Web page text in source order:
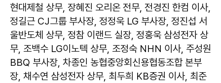
현대제철 상무, 장혜진 오리온 전무, 전경진 한컴 이사,
정길근 CJ그룹 부사장, 정정욱 LG 부사장, 정진섭 서
울반도체 상무, 정참 이랜드 실장, 정홍욱 삼성전자 상
무, 조백수 LG이노텍 상무, 조정숙 NHN 이사, 주성원
BBQ 부사장, 차종인 농협중앙회신용협동조합 본부
장, 채수연 삼성전자 상무, 최두희 KB증권 이사, 최준